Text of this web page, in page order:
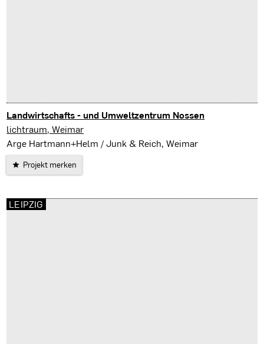
Landwirtschafts - und Umweltzentrum Nossen
Nossen / Sachsen
lichtraum, Weimar
Arge Hartmann+Helm / Junk & Reich, Weimar
Projekt merken
LEIPZIG